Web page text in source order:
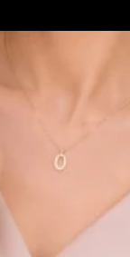
ン(個室)
岡山